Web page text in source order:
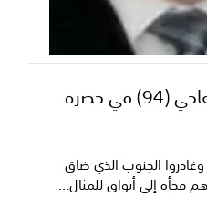
مواعظ الهاربين.. وسفاحي (94) في حضرة
وغادروا الجنوب الذي ضاق
فجأة إلى أبواق للمثال...